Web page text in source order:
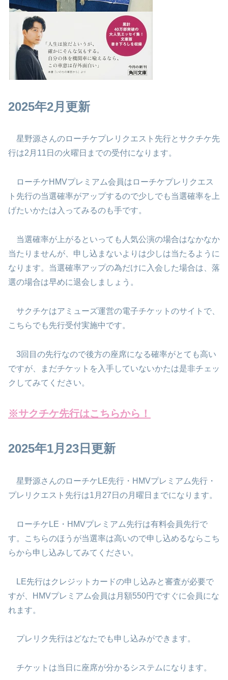
2025年2月更新
星野源さんのローチケプレリクエスト先行とサクチケ先
行は2月11日の火曜日までの受付になります。
ローチケHMVプレミアム会員はローチケプレリクエス
ト先行の当選確率がアップするので少しでも当選確率を上
げたいかたは入ってみるのも手です。
当選確率が上がるといっても人気公演の場合はなかなか
当たりませんが、申し込まないよりは少しは当たるように
なります。当選確率アップの為だけに入会した場合は、落
選の場合は早めに退会しましょう。
サクチケはアミューズ運営の電子チケットのサイトで、
こちらでも先行受付実施中です。
3回目の先行なので後方の座席になる確率がとても高い
ですが、まだチケットを入手していないかたは是非チェッ
クしてみてください。
※サクチケ先行はこちらから！
2025年1月23日更新
星野源さんのローチケLE先行・HMVプレミアム先行・
プレリクエスト先行は1月27日の月曜日までになります。
ローチケLE・HMVプレミアム先行は有料会員先行で
す。こちらのほうが当選率は高いので申し込めるならこち
らから申し込みしてみてください。
LE先行はクレジットカードの申し込みと審査が必要で
すが、HMVプレミアム会員は月額550円ですぐに会員にな
れます。
プレリク先行はどなたでも申し込みができます。
チケットは当日に座席が分かるシステムになります。